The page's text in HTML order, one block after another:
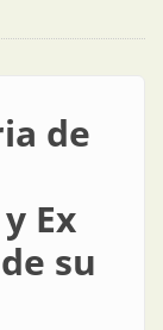
de
Ex
su